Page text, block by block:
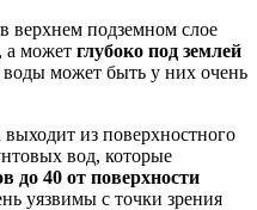
верхнем подземном слое
а может глубоко под землей
воды может быть у них очень
из поверхностного
вод, которые
до 40 от поверхности
уязвимы с точки зрения